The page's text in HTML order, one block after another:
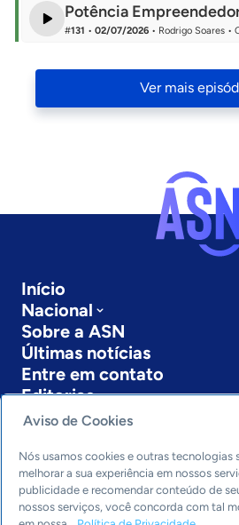
Potência
#131 • 02/07/2026 • Rodrigo Soares •
Navigation
Ver mais
Início
Nacional
Sobre a ASN
Últimas notícias
Entre em contato
Editorias
Economia & Política
Inovação & Tecnologia
Cultura empreendedora
Dados
Arquivo
Aviso de Cookies
Nós usamos cookies e outras tecnologias
melhorar a sua experiência em nossos
publicidade e recomendar conteúdo de
nossos serviços, você concorda com tal